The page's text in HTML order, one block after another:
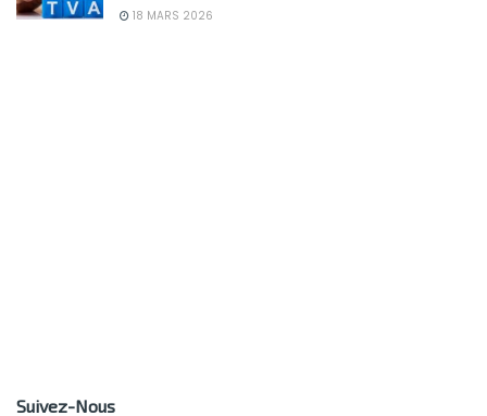
18 MARS 2026
Suivez-Nous